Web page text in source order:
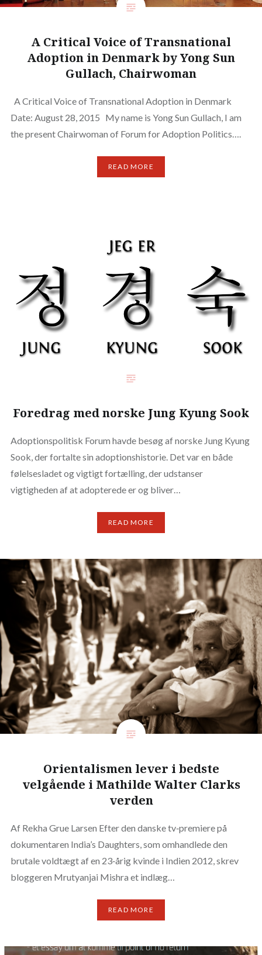
A Critical Voice of Transnational
Adoption in Denmark by Yong Sun
Gullach, Chairwoman
A Critical Voice of Transnational Adoption in Denmark
Date: August 28, 2015 My name is Yong Sun Gullach, I am
the present Chairwoman of Forum for Adoption Politics….
READ MORE
Foredrag med norske Jung Kyung Sook
Adoptionspolitisk Forum havde besøg af norske Jung Kyung
Sook, der fortalte sin adoptionshistorie. Det var en både
følelsesladet og vigtigt fortælling, der udstanser
vigtigheden af at adopterede er og bliver…
READ MORE
Orientalismen lever i bedste
velgående i Mathilde Walter Clarks
verden
Af Rekha Grue Larsen Efter den danske tv‐premiere på
dokumentaren India’s Daughters, som omhandlede den
brutale voldtægt af en 23‐årig kvinde i Indien 2012, skrev
bloggeren Mrutyanjai Mishra et indlæg…
READ MORE